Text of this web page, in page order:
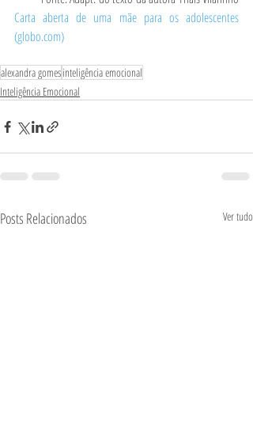
Carta aberta de uma mãe para os adolescentes
(globo.com)
alexandra gomesinteligência emocional
Inteligência Emocional
Posts Relacionados Ver tudo